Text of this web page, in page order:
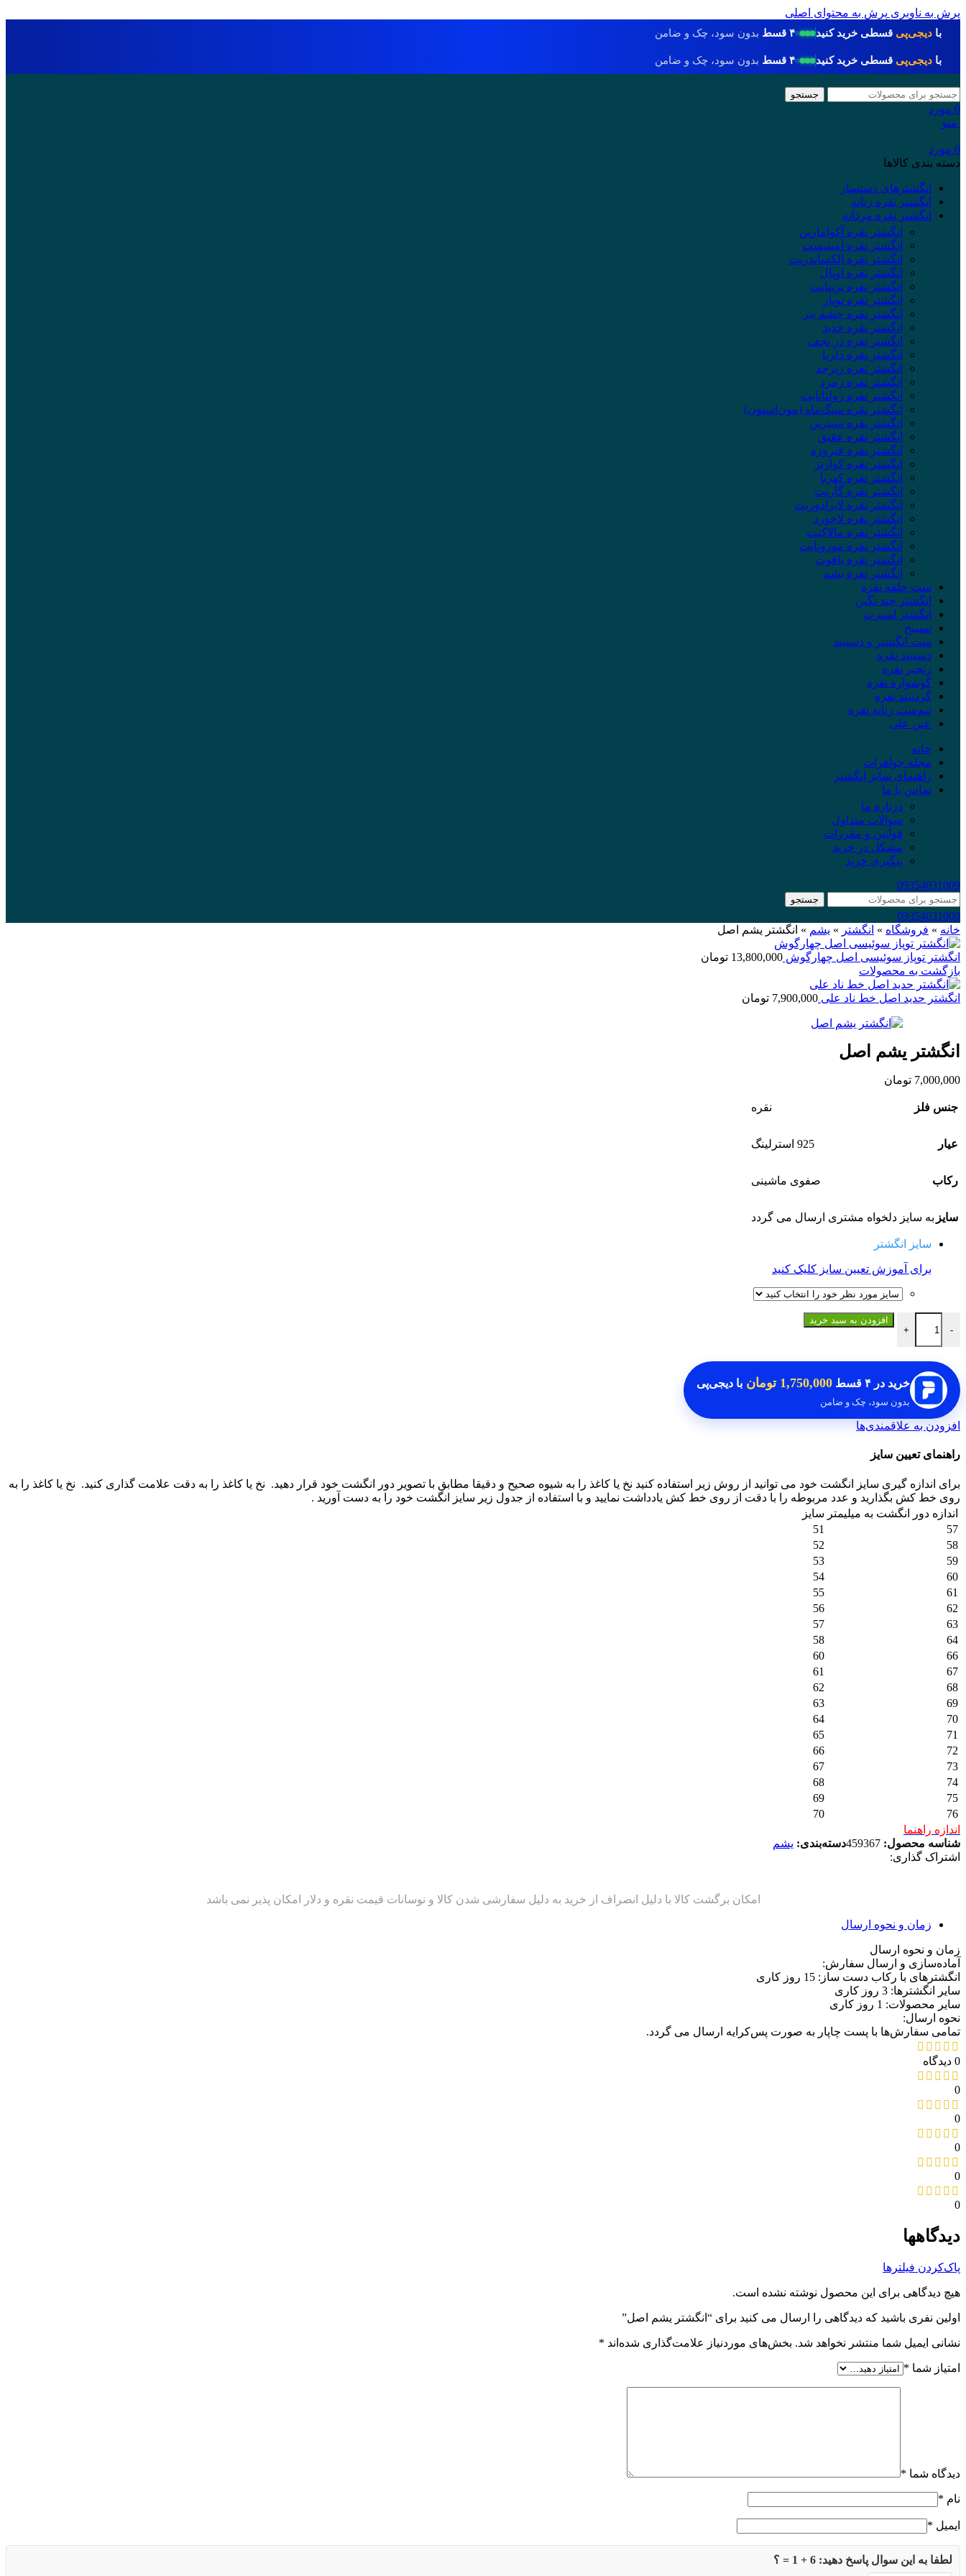
پرش به ناوبری پرش به محتوای اصلی
با دیجی‌پی قسطی خرید کنید ۴ قسط بدون سود، چک و ضامن
با دیجی‌پی قسطی خرید کنید ۴ قسط بدون سود، چک و ضامن
جستجو
0 مورد
منو
0 مورد
دسته بندی کالاها
انگشترهای دستساز
انگشتر نقره زنانه
انگشتر نقره مردانه
انگشتر نقره آکوامارین
انگشتر نقره آمیتیست
انگشتر نقره الکساندریت
انگشتر نقره اوپال
انگشتر نقره پرینایت
انگشتر نقره توپاز
انگشتر نقره چشم ببر
انگشتر نقره حدید
انگشتر نقره در نجف
انگشتر نقره دلربا
انگشتر نقره زبرجد
انگشتر نقره زمرد
انگشتر نقره زولتانایت
انگشتر نقره سنگ‌ماه (مون‌استون)
انگشتر نقره سیترین
انگشتر نقره عقیق
انگشتر نقره فیروزه
انگشتر نقره کوارتز
انگشتر نقره کهربا
انگشتر نقره گارنت
انگشتر نقره لابرادوریت
انگشتر نقره لاجورد
انگشتر نقره مالاکیت
انگشتر نقره موزونایت
انگشتر نقره یاقوت
انگشتر نقره یشم
ست حلقه نقره
انگشتر چند نگین
انگشتر اسپرت
تسبیح
ست انگشتر و دستبند
دستبند نقره
زنجیر نقره
گوشواره نقره
گردنبند نقره
نیم‌ست زنانه نقره
عین علی
خانه
مجله جواهرات
راهنمای سایز انگشتر
تماس با ما
درباره ما
سوالات متداول
قوانین و مقررات
مشکل در خرید
پیگیری خرید
09354031009
جستجو
09354031009
خانه » فروشگاه » انگشتر » یشم » انگشتر یشم اصل
انگشتر توپاز سوئیسی اصل چهارگوش 13,800,000 تومان
بازگشت به محصولات
انگشتر حدید اصل خط ناد علی 7,900,000 تومان
انگشتر یشم اصل
7,000,000 تومان
جنس فلز نقره
عیار 925 استرلینگ
رکاب صفوی ماشینی
سایز به سایز دلخواه مشتری ارسال می گردد
سایز انگشتر
برای آموزش تعیین سایز کلیک کنید
-
انگشتر یشم اصل عدد
+
افزودن به سبد خرید
خرید در ۴ قسط 1,750,000 تومان با دیجی‌پی
بدون سود، چک و ضامن
افزودن به علاقمندی‌ها
راهنمای تعیین سایز
برای اندازه گیری سایز انگشت خود می توانید از روش زیر استفاده کنید نخ یا کاغذ را به شیوه صحیح و دقیقا مطابق با تصویر دور انگشت خود قرار دهید. نخ یا کاغذ را به دقت علامت گذاری کنید. نخ یا کاغذ را به
روی خط کش بگذارید و عدد مربوطه را با دقت از روی خط کش یادداشت نمایید و با استفاده از جدول زیر سایز انگشت خود را به دست آورید .
اندازه دور انگشت به میلیمتر سایز
57
51
58
52
59
53
60
54
61
55
62
56
63
57
64
58
66
60
67
61
68
62
69
63
70
64
71
65
72
66
73
67
74
68
75
69
76
70
اندازه راهنما
شناسه محصول: 459367دسته‌بندی: یشم
اشتراک گذاری:
زمان و نحوه ارسال
زمان و نحوه ارسال
آماده‌سازی و ارسال سفارش:
انگشترهای با رکاب دست ساز: 15 روز کاری
سایر انگشترها: 3 روز کاری
سایر محصولات: 1 روز کاری
نحوه ارسال:
تمامی سفارش‌ها با پست چاپار به صورت پس‌کرایه ارسال می گردد.
0 دیدگاه
0
0
0
0
0
دیدگاهها
پاک‌کردن فیلترها
هیچ دیدگاهی برای این محصول نوشته نشده است.
اولین نفری باشید که دیدگاهی را ارسال می کنید برای “انگشتر یشم اصل”
نشانی ایمیل شما منتشر نخواهد شد. بخش‌های موردنیاز علامت‌گذاری شده‌اند *
امتیاز شما *
دیدگاه شما *
نام *
ایمیل *
لطفا به این سوال پاسخ دهید: 6 + 1 = ؟